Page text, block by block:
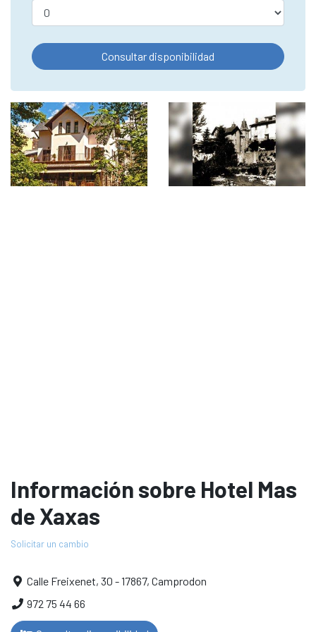
Consultar disponibilidad
Información sobre Hotel Mas
de Xaxas
Solicitar un cambio
Calle Freixenet, 30 - 17867, Camprodon
972 75 44 66